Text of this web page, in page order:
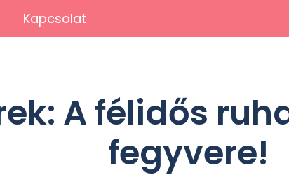
Kapcsolat
A félidős
fegyvere!